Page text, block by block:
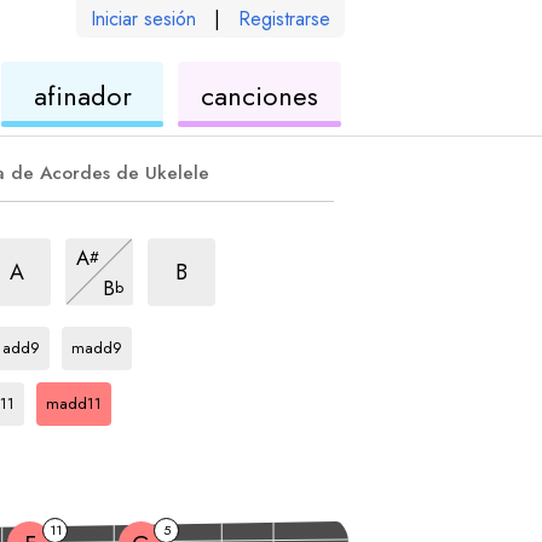
Iniciar sesión | Registrarse
afinadorukelelecanciones
de Acordes de Ukelele
A
A#
arpegio
Bb
madd11
B
add9
madd9
madd11
11 5